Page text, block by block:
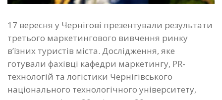
17 вересня у Чернігові презентували результати
третього маркетингового вивчення ринку
в’їзних туристів міста. Дослідження, яке
готували фахівці кафедри маркетингу, PR-
технологій та логістики Чернігівського
національного технологічного університету,